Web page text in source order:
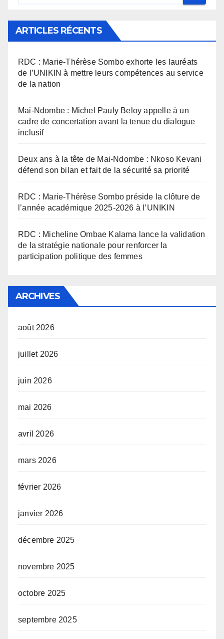
ARTICLES RÉCENTS
RDC : Marie-Thérèse Sombo exhorte les lauréats
de l’UNIKIN à mettre leurs compétences au service
de la nation
Mai-Ndombe : Michel Pauly Beloy appelle à un
cadre de concertation avant la tenue du dialogue
inclusif
Deux ans à la tête de Mai-Ndombe : Nkoso Kevani
défend son bilan et fait de la sécurité sa priorité
RDC : Marie-Thérèse Sombo préside la clôture de
l’année académique 2025-2026 à l’UNIKIN
RDC : Micheline Ombae Kalama lance la validation
de la stratégie nationale pour renforcer la
participation politique des femmes
ARCHIVES
août 2026
juillet 2026
juin 2026
mai 2026
avril 2026
mars 2026
février 2026
janvier 2026
décembre 2025
novembre 2025
octobre 2025
septembre 2025